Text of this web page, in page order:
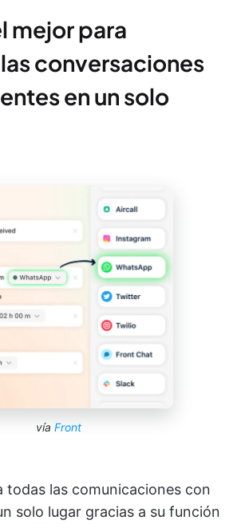
mejor para
conversaciones
en un solo
vía Front
todas las comunicaciones con
solo lugar gracias a su función